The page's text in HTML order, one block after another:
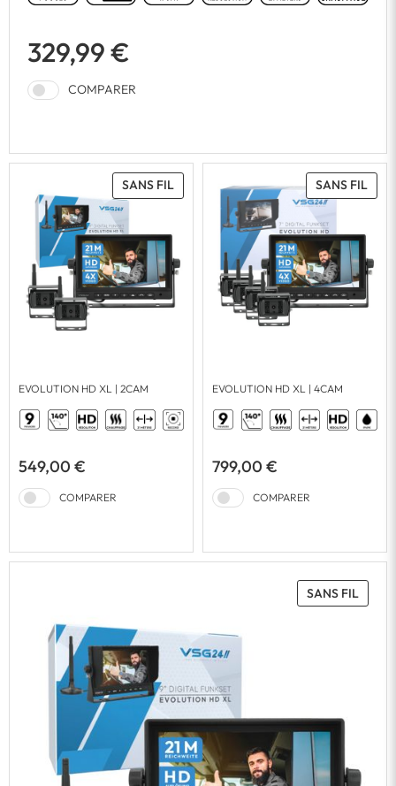
329,99 €
COMPARER
SANS FIL
EVOLUTION HD XL | 2CAM
549,00 €
COMPARER
SANS FIL
EVOLUTION HD XL | 4CAM
799,00 €
COMPARER
SANS FIL